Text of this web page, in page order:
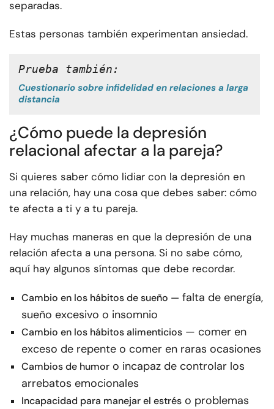
separadas.
Estas personas también experimentan ansiedad.
Prueba también:
Cuestionario sobre infidelidad en relaciones a larga
distancia
¿Cómo puede la depresión
relacional afectar a la pareja?
Si quieres saber cómo lidiar con la depresión en
una relación, hay una cosa que debes saber: cómo
te afecta a ti y a tu pareja.
Hay muchas maneras en que la depresión de una
relación afecta a una persona. Si no sabe cómo,
aquí hay algunos síntomas que debe recordar.
Cambio en los hábitos de sueño — falta de energía,
sueño excesivo o insomnio
Cambio en los hábitos alimenticios — comer en
exceso de repente o comer en raras ocasiones
Cambios de humor o incapaz de controlar los
arrebatos emocionales
Incapacidad para manejar el estrés o problemas